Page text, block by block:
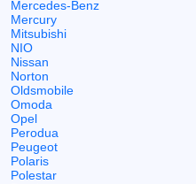
Mercedes-Benz
Mercury
Mitsubishi
NIO
Nissan
Norton
Oldsmobile
Omoda
Opel
Perodua
Peugeot
Polaris
Polestar